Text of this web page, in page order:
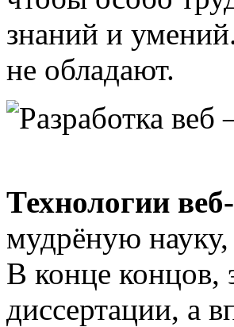
знаний и
не обладают.
Технологии
мудрёную
В конце концов,
диссертации, а